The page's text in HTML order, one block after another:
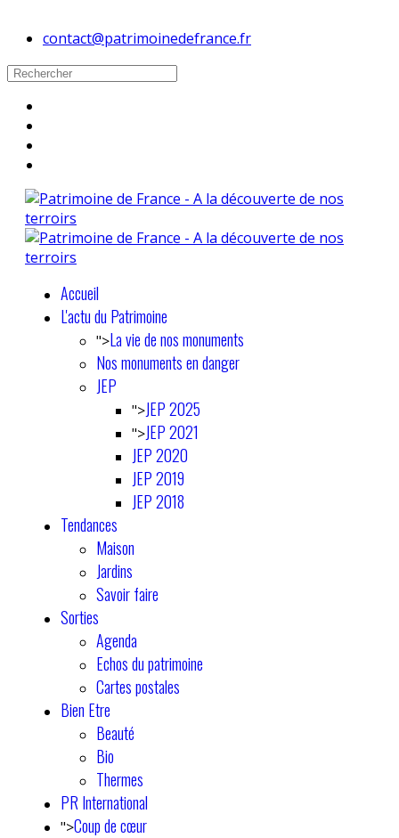
contact@patrimoinedefrance.fr
Accueil
L'actu du Patrimoine
">La vie de nos monuments
Nos monuments en danger
JEP
">JEP 2025
">JEP 2021
JEP 2020
JEP 2019
JEP 2018
Tendances
Maison
Jardins
Savoir faire
Sorties
Agenda
Echos du patrimoine
Cartes postales
Bien Etre
Beauté
Bio
Thermes
PR International
">Coup de cœur